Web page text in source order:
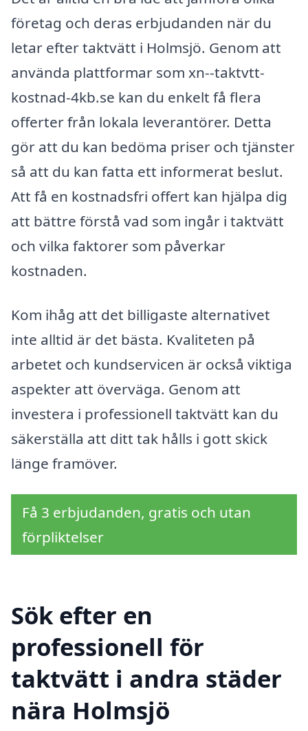
företag och deras erbjudanden när du
letar efter taktvätt i Holmsjö. Genom att
använda plattformar som xn--taktvtt-
kostnad-4kb.se kan du enkelt få flera
offerter från lokala leverantörer. Detta
gör att du kan bedöma priser och tjänster
så att du kan fatta ett informerat beslut.
Att få en kostnadsfri offert kan hjälpa dig
att bättre förstå vad som ingår i taktvätt
och vilka faktorer som påverkar
kostnaden.
Kom ihåg att det billigaste alternativet
inte alltid är det bästa. Kvaliteten på
arbetet och kundservicen är också viktiga
aspekter att överväga. Genom att
investera i professionell taktvätt kan du
säkerställa att ditt tak hålls i gott skick
länge framöver.
Få 3 erbjudanden, gratis och utan
förpliktelser
Sök efter en
professionell för
taktvätt i andra städer
nära Holmsjö